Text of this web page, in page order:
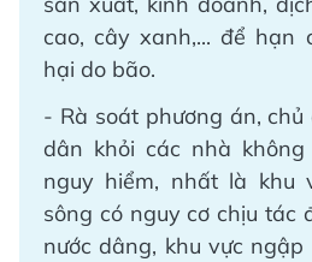
cao, cây xanh,... để
hại do bão.
- Rà soát phương án,
dân khỏi các nhà
nguy hiểm, nhất là khu
sông có nguy cơ chịu tác
nước dâng, khu vực ngập